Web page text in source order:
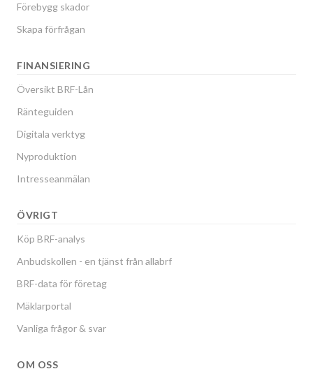
Förebygg skador
Skapa förfrågan
FINANSIERING
Översikt BRF-Lån
Ränteguiden
Digitala verktyg
Nyproduktion
Intresseanmälan
ÖVRIGT
Köp BRF-analys
Anbudskollen - en tjänst från allabrf
BRF-data för företag
Mäklarportal
Vanliga frågor & svar
OM OSS